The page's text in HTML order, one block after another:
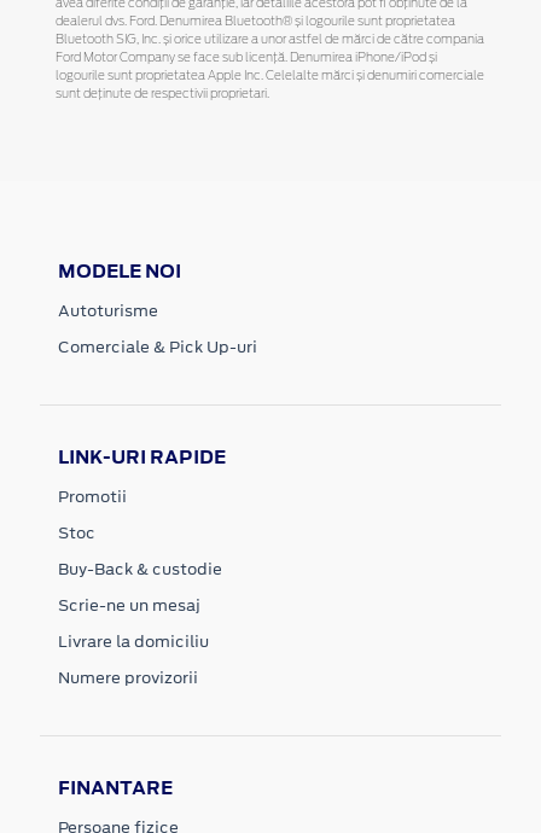
avea diferite condiții de garanție, iar detaliile acestora pot fi obținute de la
dealerul dvs. Ford. Denumirea Bluetooth® și logourile sunt proprietatea
Bluetooth SIG, Inc. și orice utilizare a unor astfel de mărci de către compania
Ford Motor Company se face sub licență. Denumirea iPhone/iPod și
logourile sunt proprietatea Apple Inc. Celelalte mărci și denumiri comerciale
sunt deținute de respectivii proprietari.
MODELE NOI
Autoturisme
Comerciale & Pick Up-uri
LINK-URI RAPIDE
Promotii
Stoc
Buy-Back & custodie
Scrie-ne un mesaj
Livrare la domiciliu
Numere provizorii
FINANTARE
Persoane fizice